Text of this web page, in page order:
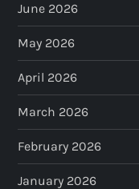
g
i
n
a
t
June 2026
May 2026
April 2026
March 2026
February 2026
January 2026